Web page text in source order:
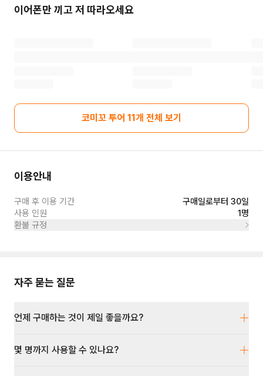
이어폰만 끼고 저 따라오세요
코미꼬 투어 11개 전체 보기
이용안내
구매 후 이용 기간
구매일로부터 30일
사용 인원
1명
환불 규정
자주 묻는 질문
언제 구매하는 것이 제일 좋을까요?
몇 명까지 사용할 수 있나요?